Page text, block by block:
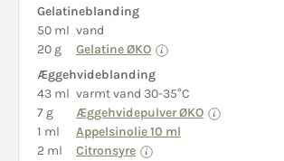
Gelatineblanding
50 ml vand
20 g
Gelatine ØKO
Æggehvideblanding
43 ml varmt vand 30-35°C
7 g
Æggehvidepulver ØKO
1 ml
Appelsinolie 10 ml
2 ml
Citronsyre